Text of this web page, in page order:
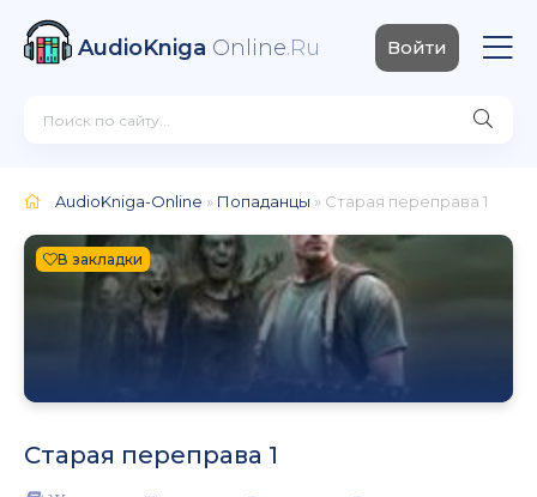
AudioKniga Online.Ru Войти
AudioKniga-Online » Попаданцы » Старая переправа 1
В закладки
Старая переправа 1